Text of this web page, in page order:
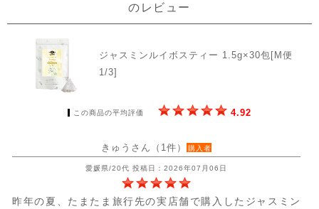
のレビュー
ジャスミンルイボスティー 1.5g×30包[M便
1/3]
この商品の平均評価 4.92
きゅうさん（1件） 購入者
愛媛県/20代 投稿日：2026年07月06日
昨年の夏、たまたま旅行先の実店舗で購入したジャスミン